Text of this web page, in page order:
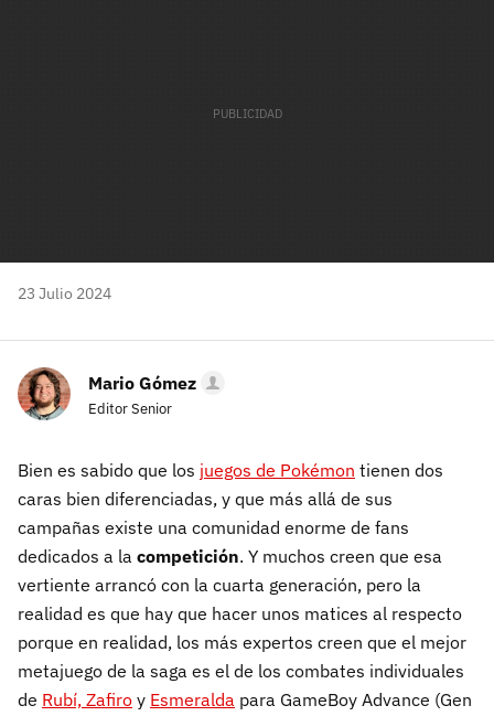
23 Julio 2024
Mario Gómez
Editor Senior
Bien es sabido que los juegos de Pokémon tienen dos
caras bien diferenciadas, y que más allá de sus
campañas existe una comunidad enorme de fans
dedicados a la competición. Y muchos creen que esa
vertiente arrancó con la cuarta generación, pero la
realidad es que hay que hacer unos matices al respecto
porque en realidad, los más expertos creen que el mejor
metajuego de la saga es el de los combates individuales
de Rubí, Zafiro y Esmeralda para GameBoy Advance (Gen